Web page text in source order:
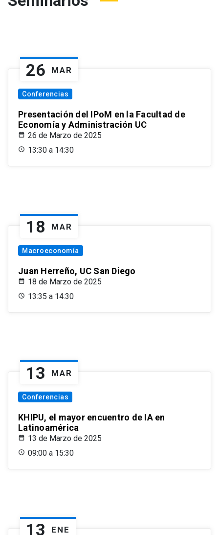
26 MAR
Conferencias
Presentación del IPoM en la Facultad de
Economía y Administración UC
26 de Marzo de 2025
13:30 a 14:30
18 MAR
Macroeconomía
Juan Herreño, UC San Diego
18 de Marzo de 2025
13:35 a 14:30
13 MAR
Conferencias
KHIPU, el mayor encuentro de IA en
Latinoamérica
13 de Marzo de 2025
09:00 a 15:30
13 ENE